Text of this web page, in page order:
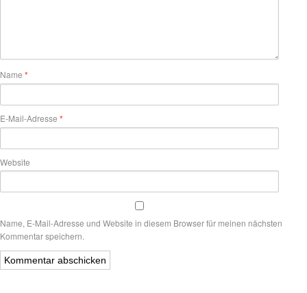
Name *
E-Mail-Adresse *
Website
Name, E-Mail-Adresse und Website in diesem Browser für meinen nächsten
Kommentar speichern.